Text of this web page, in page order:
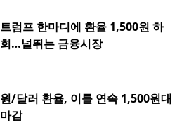
트럼프 한마디에 환율 1,500원 하
회…널뛰는 금융시장
원/달러 환율, 이틀 연속 1,500원대
마감